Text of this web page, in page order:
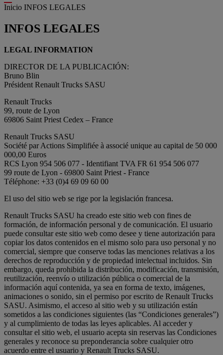
Inicio INFOS LEGALES
INFOS LEGALES
LEGAL INFORMATION
DIRECTOR DE LA PUBLICACIÓN:
Bruno Blin
Président Renault Trucks SASU
Renault Trucks
99, route de Lyon
69806 Saint Priest Cedex – France
Renault Trucks SASU
Société par Actions Simplifiée à associé unique au capital de 50 000
000,00 Euros
RCS Lyon 954 506 077 - Identifiant TVA FR 61 954 506 077
99 route de Lyon - 69800 Saint Priest - France
Téléphone: +33 (0)4 69 09 60 00
El uso del sitio web se rige por la legislación francesa.
Renault Trucks SASU ha creado este sitio web con fines de
formación, de información personal y de comunicación. El usuario
puede consultar este sitio web como desee y tiene autorización para
copiar los datos contenidos en el mismo solo para uso personal y no
comercial, siempre que conserve todas las menciones relativas a los
derechos de reproducción y de propiedad intelectual incluidos. Sin
embargo, queda prohibida la distribución, modificación, transmisión,
reutilización, reenvío o utilización pública o comercial de la
información aquí contenida, ya sea en forma de texto, imágenes,
animaciones o sonido, sin el permiso por escrito de Renault Trucks
SASU. Asimismo, el acceso al sitio web y su utilización están
sometidos a las condiciones siguientes (las “Condiciones generales”)
y al cumplimiento de todas las leyes aplicables. Al acceder y
consultar el sitio web, el usuario acepta sin reservas las Condiciones
generales y reconoce su preponderancia sobre cualquier otro
acuerdo entre el usuario y Renault Trucks SASU.